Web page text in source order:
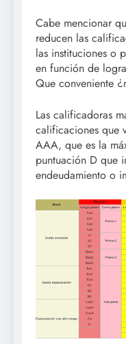
Cabe mencionar
reducen las
las instituciones o
en función de
Que conveniente
Las calificadoras
calificaciones que
AAA, que es la
puntuación D que
endeudamiento o